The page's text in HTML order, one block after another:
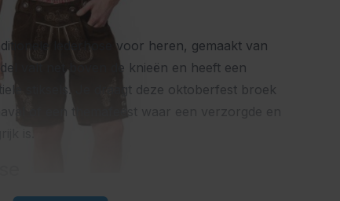
lederhose voor heren, gemaakt van
valt net boven de knieën en heeft een
stiksels. Je draagt deze oktoberfest broek